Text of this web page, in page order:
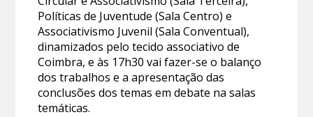
Políticas de Juventude (Sala Centro) e
Associativismo Juvenil (Sala Conventual),
dinamizados pelo tecido associativo de
Coimbra, e às 17h30 vai fazer-se o balanço
dos trabalhos e a apresentação das
conclusões dos temas em debate na salas
temáticas.